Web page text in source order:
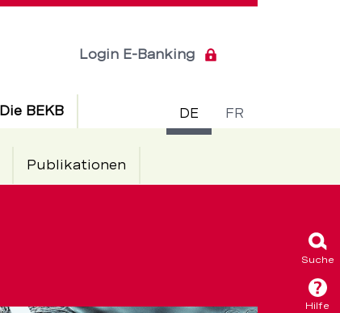
DE FR
Login E-Banking
Publikationen
Die BEKB
Suche
Hilfe